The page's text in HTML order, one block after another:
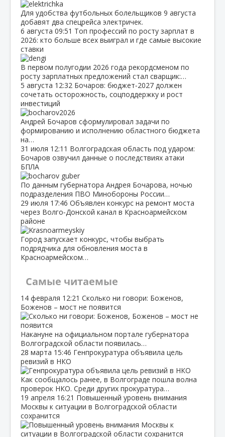
Для удобства футбольных болельщиков 9 августа
добавят два спецрейса электричек.
6 августа 09:51 Топ профессий по росту зарплат в
2026: кто больше всех выиграл и где самые высокие
ставки
В первом полугодии 2026 года рекордсменом по
росту зарплатных предложений стал сварщик:…
5 августа 12:32 Бочаров: бюджет‑2027 должен
сочетать осторожность, соцподдержку и рост
инвестиций
Андрей Бочаров сформулировал задачи по
формированию и исполнению областного бюджета
на…
31 июля 12:11 Волгоградская область под ударом:
Бочаров озвучил данные о последствиях атаки
БПЛА
По данным губернатора Андрея Бочарова, ночью
подразделения ПВО Минобороны России…
29 июля 17:46 Объявлен конкурс на ремонт моста
через Волго‑Донской канал в Красноармейском
районе
Город запускает конкурс, чтобы выбрать
подрядчика для обновления моста в
Красноармейском…
Самые читаемые
14 февраля 12:21 Сколько ни говори: Боженов,
Боженов – мост не появится
Накануне на официальном портале губернатора
Волгоградской области появилась…
28 марта 15:46 Генпрокуратура объявила цель
ревизий в НКО
Как сообщалось ранее, в Волгограде пошла волна
проверок НКО. Среди других прокуратура…
19 апреля 16:21 Повышенный уровень внимания
Москвы к ситуации в Волгоградской области
сохранится